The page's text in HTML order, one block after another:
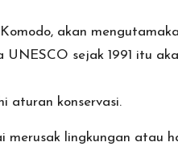
akan
sejak 1991 itu
aturan konservasi.
merusak lingkungan atau